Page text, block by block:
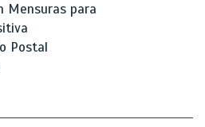
Mensuras para
Postal